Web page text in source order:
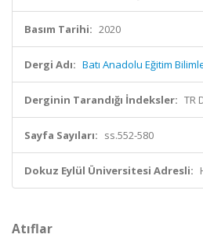
Basım Tarihi: 2020
Dergi Adı: Batı Anadolu Eğitim
Derginin Tarandığı İndeksler: TR
Sayfa Sayıları: ss.552-580
Dokuz Eylül Üniversitesi Adresli:
Atıflar